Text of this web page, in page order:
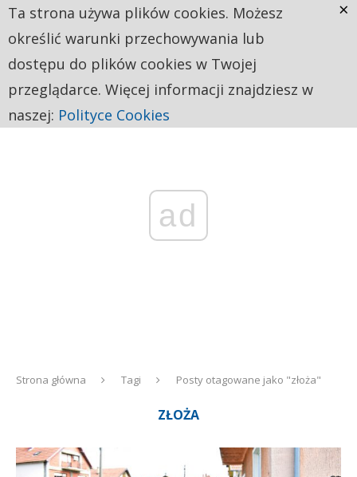
ad
Strona główna Tagi Posty otagowane jako "złoża"
ZŁOŻA
Ta strona używa plików cookies. Możesz
określić warunki przechowywania lub
dostępu do plików cookies w Twojej
przeglądarce. Więcej informacji znajdziesz w
naszej: Polityce Cookies
×